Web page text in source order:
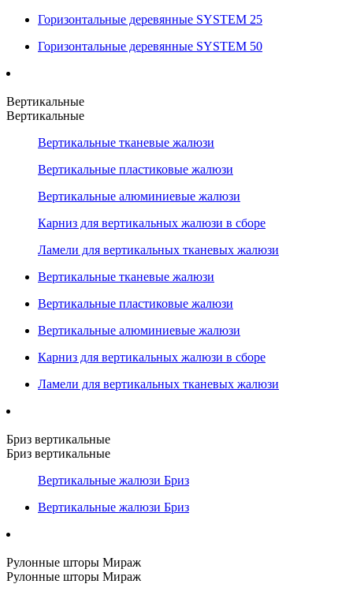
Горизонтальные деревянные SYSTEM 25
Горизонтальные деревянные SYSTEM 50
Вертикальные
Вертикальные
Вертикальные тканевые жалюзи
Вертикальные пластиковые жалюзи
Вертикальные алюминиевые жалюзи
Карниз для вертикальных жалюзи в сборе
Ламели для вертикальных тканевых жалюзи
Вертикальные тканевые жалюзи
Вертикальные пластиковые жалюзи
Вертикальные алюминиевые жалюзи
Карниз для вертикальных жалюзи в сборе
Ламели для вертикальных тканевых жалюзи
Бриз вертикальные
Бриз вертикальные
Вертикальные жалюзи Бриз
Вертикальные жалюзи Бриз
Рулонные шторы Мираж
Рулонные шторы Мираж